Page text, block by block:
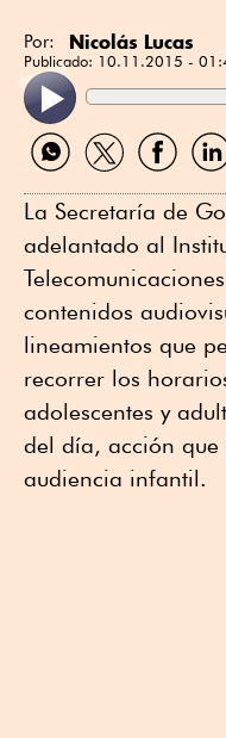
Por: Nicolás Lucas
Publicado: 10.11.2015 -
Compartir
por
Compartir
por
Compartir
por
por
La Secretaría de
adelantado al
contenidos
lineamientos que
recorrer los
adolescentes y
del día, acción que
audiencia infantil.